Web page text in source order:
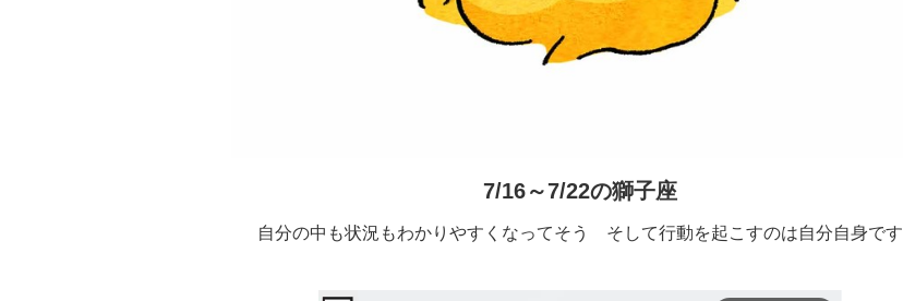
7/16～7/22の獅子座
自分の中も状況もわかりやすくなってそう そして行動を起こすのは自分自身です